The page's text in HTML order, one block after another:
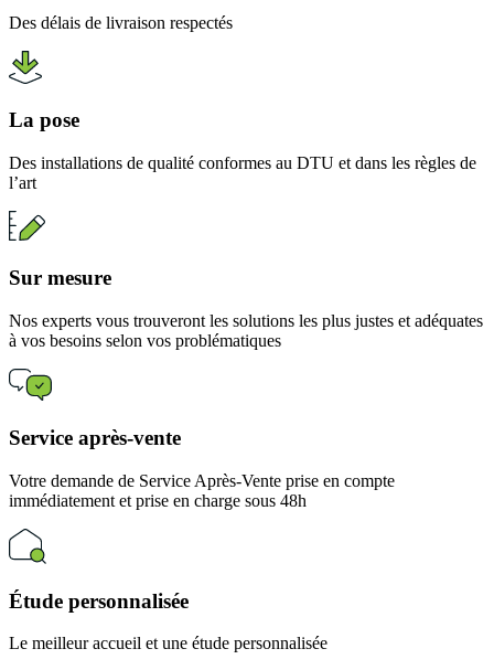
Des délais de livraison respectés
La pose
Des installations de qualité conformes au DTU et dans les règles de
l’art
Sur mesure
Nos experts vous trouveront les solutions les plus justes et adéquates
à vos besoins selon vos problématiques
Service après-vente
Votre demande de Service Après-Vente prise en compte
immédiatement et prise en charge sous 48h
Étude personnalisée
Le meilleur accueil et une étude personnalisée